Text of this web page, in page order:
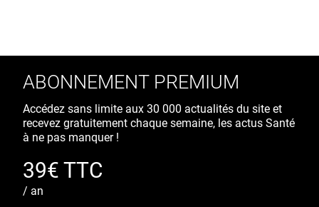
ABONNEMENT PREMIUM
Accédez sans limite aux 30 000 actualités du site et
recevez gratuitement chaque semaine, les actus Santé
à ne pas manquer !
39€ TTC
/ an